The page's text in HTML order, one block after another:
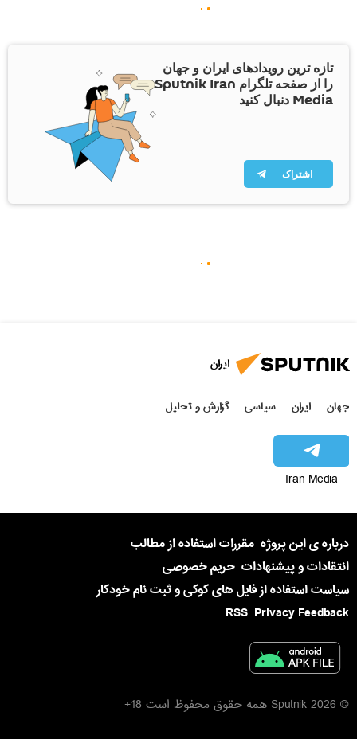
تازه ترین رویدادهای ایران و جهان
را از صفحه تلگرام Sputnik Iran
Media دنبال کنید
اشتراک
ایران
جهان ایران سیاسی گزارش و تحلیل
Iran Media
درباره ی این پروژه مقررات استفاده از مطالب
انتقادات و پیشنهادات حریم خصوصی
سیاست استفاده از فایل های کوکی و ثبت نام خودکار
Privacy Feedback
RSS
© 2026 Sputnik همه حقوق محفوظ است 18+